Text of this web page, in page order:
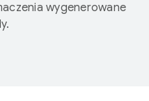
wygenerowane